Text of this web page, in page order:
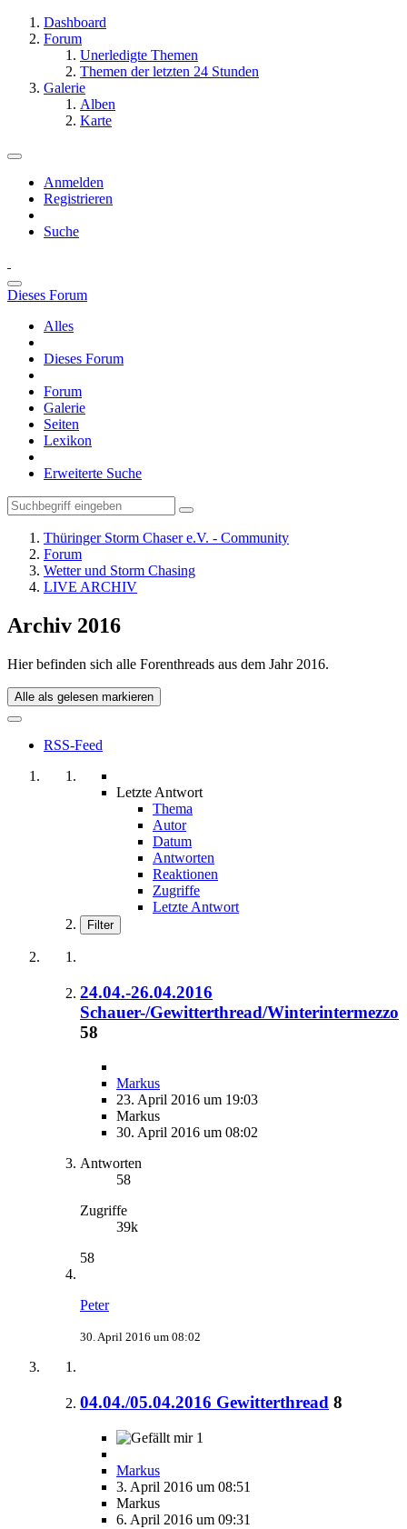
Dashboard
Forum
Unerledigte Themen
Themen der letzten 24 Stunden
Galerie
Alben
Karte
Anmelden
Registrieren
Suche
Dieses Forum
Alles
Dieses Forum
Forum
Galerie
Seiten
Lexikon
Erweiterte Suche
Thüringer Storm Chaser e.V. - Community
Forum
Wetter und Storm Chasing
LIVE ARCHIV
Archiv 2016
Hier befinden sich alle Forenthreads aus dem Jahr 2016.
Alle als gelesen markieren
RSS-Feed
Letzte Antwort
Thema
Autor
Datum
Antworten
Reaktionen
Zugriffe
Letzte Antwort
Filter
24.04.-26.04.2016
Schauer-/Gewitterthread/Winterintermezzo
58
Markus
23. April 2016 um 19:03
Markus
30. April 2016 um 08:02
Antworten
58
Zugriffe
39k
58
Peter
30. April 2016 um 08:02
04.04./05.04.2016 Gewitterthread 8
1
Markus
3. April 2016 um 08:51
Markus
6. April 2016 um 09:31